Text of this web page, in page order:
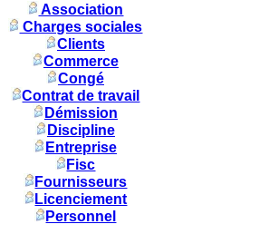
Association
Charges sociales
Clients
Commerce
Congé
Contrat de travail
Démission
Discipline
Entreprise
Fisc
Fournisseurs
Licenciement
Personnel